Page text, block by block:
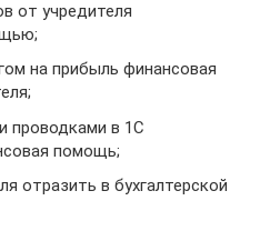
от учредителя
на прибыль финансовая
проводками в 1С
помощь;
отразить в бухгалтерской